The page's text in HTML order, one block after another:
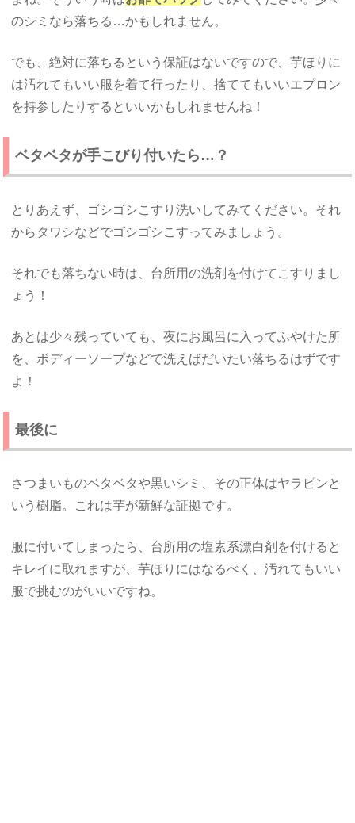
のシミなら落ちる…かもしれません。
でも、絶対に落ちるという保証はないですので、芋ほりに
は汚れてもいい服を着て行ったり、捨ててもいいエプロン
を持参したりするといいかもしれませんね！
ベタベタが手こびり付いたら…？
とりあえず、ゴシゴシこすり洗いしてみてください。それ
からタワシなどでゴシゴシこすってみましょう。
それでも落ちない時は、台所用の洗剤を付けてこすりまし
ょう！
あとは少々残っていても、夜にお風呂に入ってふやけた所
を、ボディーソープなどで洗えばだいたい落ちるはずです
よ！
最後に
さつまいものベタベタや黒いシミ、その正体はヤラピンと
いう樹脂。これは芋が新鮮な証拠です。
服に付いてしまったら、台所用の塩素系漂白剤を付けると
キレイに取れますが、芋ほりにはなるべく、汚れてもいい
服で挑むのがいいですね。